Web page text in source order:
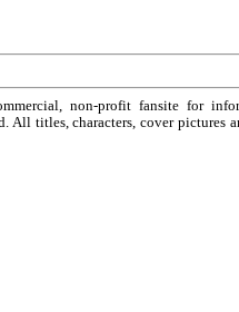
non-profit fansite for
All titles, characters, cover pictures